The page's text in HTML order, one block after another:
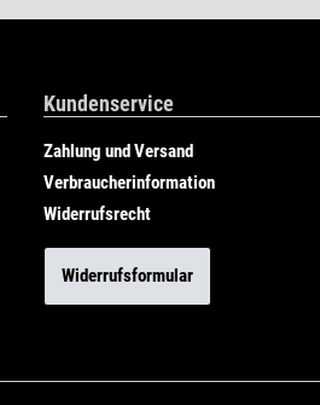
Kundenservice
Zahlung und Versand
Verbraucherinformation
Widerrufsrecht
Widerrufsformular